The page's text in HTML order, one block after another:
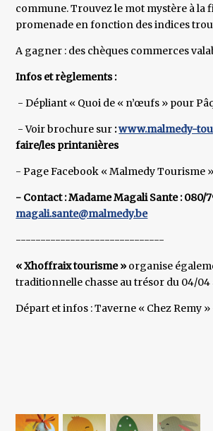
commune. Trouvez le mot mystère à la
promenade en fonction des indices
A gagner : des chèques commerces
Infos et règlements :
- Dépliant « Quoi de « n’œufs » pour
- Voir brochure sur :www.malmedy-
faire/les printanières
- Page Facebook « Malmedy Tourisme »
- Contact : Madame Magali Sante : 080/
magali.sante@malmedy.be
------------------------------
« Xhoffraix tourisme » organise
traditionnelle chasse au trésor du 04/04
Départ et infos : Taverne « Chez Remy